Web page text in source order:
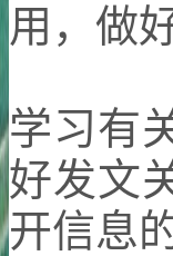
用，做
学习有
好发文
开信息